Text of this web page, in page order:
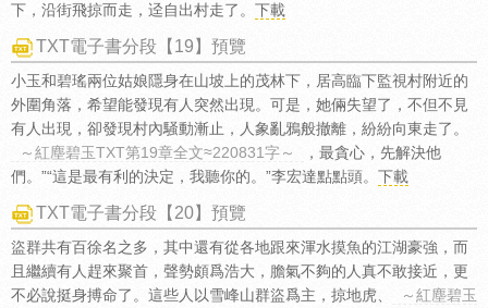
下，沿街飛掠而走，迳自出村走了。 下載
TXT電子書分段【19】預覽
小玉和碧瑤兩位姑娘隱身在山坡上的茂林下，居高臨下監視村附近的
外圍角落，希望能發現有人突然出現。可是，她倆失望了，不但不見
有人出現，卻發現村內騒動漸止，人象亂鴉般撤離，紛紛向東走了。
～紅塵碧玉TXT第19章全文≈220831字～
，最貪心，先解決他
們。”“這是最有利的決定，我聽你的。”李宏達點點頭。 下載
TXT電子書分段【20】預覽
盜群共有百徐名之多，其中還有從各地跟來渾水摸魚的江湖豪強，而
且繼續有人趕來聚首，聲勢頗爲浩大，膽氣不夠的人真不敢接近，更
不必說挺身搏命了。這些人以雪峰山群盜爲主，掠地虎、
～紅塵碧玉